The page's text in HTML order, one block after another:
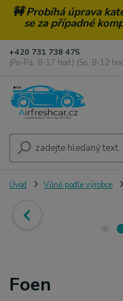
🚧 Probíhá úprava
se za případné
+420 731 738 475
(Po-Pá, 8-17 hod.) (So, 8-12
Úvod Vůně podle výrobce
Foen